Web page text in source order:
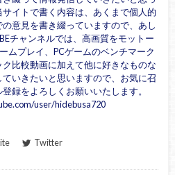
イトで書く内容は、あくまで個人的
意見を書き綴っていますので、あし
チャンネルでは、高画質をモットー
ムプレイ、PCゲームのベンチマーク
比較動画に加えて他に好きなものな
ていきたいと思いますので、お気に召
登録をよろしくお願いいたします。
user/hidebusa720
Twitter